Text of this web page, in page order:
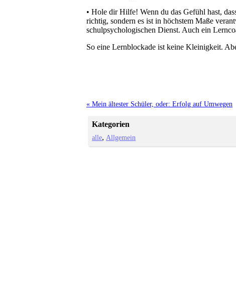
• Hole dir Hilfe! Wenn du das Gefühl hast,
richtig, sondern es ist in höchstem Maße
schulpsychologischen Dienst. Auch ein
So eine Lernblockade ist keine Kleinigkeit.
« Mein ältester Schüler, oder: Erfolg auf Umwegen
Kategorien
alle Allgemein